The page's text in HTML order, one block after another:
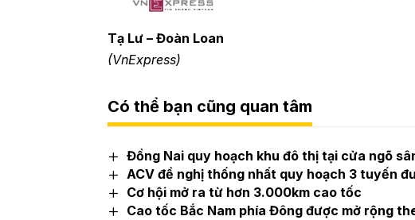
Tạ Lư – Đoàn Loan
(VnExpress)
Có thể bạn cũng quan tâm
Đồng Nai quy hoạch khu đô thị tại cửa ngõ
ACV đề nghị thống nhất quy hoạch 3 tuyến
Cơ hội mở ra từ hơn 3.000km cao tốc
Cao tốc Bắc Nam phía Đông được mở rộng